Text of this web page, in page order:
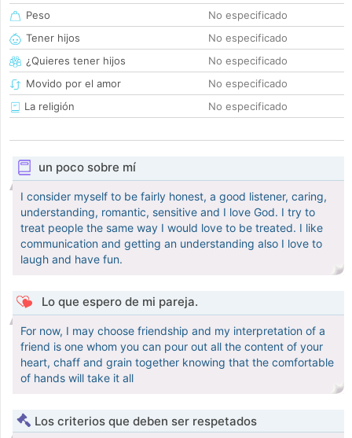
Peso
No especificado
Tener hijos
No especificado
¿Quieres tener hijos
No especificado
Movido por el amor
No especificado
La religión
No especificado
un poco sobre mí
I consider myself to be fairly honest, a good listener, caring,
understanding, romantic, sensitive and I love God. I try to
treat people the same way I would love to be treated. I like
communication and getting an understanding also I love to
laugh and have fun.
Lo que espero de mi pareja.
For now, I may choose friendship and my interpretation of a
friend is one whom you can pour out all the content of your
heart, chaff and grain together knowing that the comfortable
of hands will take it all
Los criterios que deben ser respetados